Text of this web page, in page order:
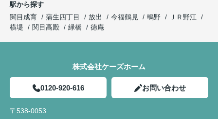
駅から探す
関目成育
蒲生四丁目 放出 今福鶴見 鴫野
ＪＲ野江
横堤
関目高殿 緑橋 徳庵
株式会社ケーズホーム
0120-920-616 お問い合わせ
〒538-0053